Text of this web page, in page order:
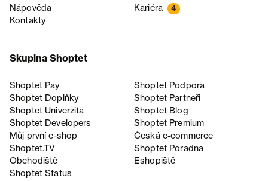
Nápověda
Kariéra 4
Kontakty
Skupina Shoptet
Shoptet Pay
Shoptet Podpora
Shoptet Doplňky
Shoptet Partneři
Shoptet Univerzita
Shoptet Blog
Shoptet Developers
Shoptet Premium
Můj první e-shop
Česká e‑commerce
Shoptet.TV
Shoptet Poradna
Obchodiště
Eshopiště
Shoptet Status